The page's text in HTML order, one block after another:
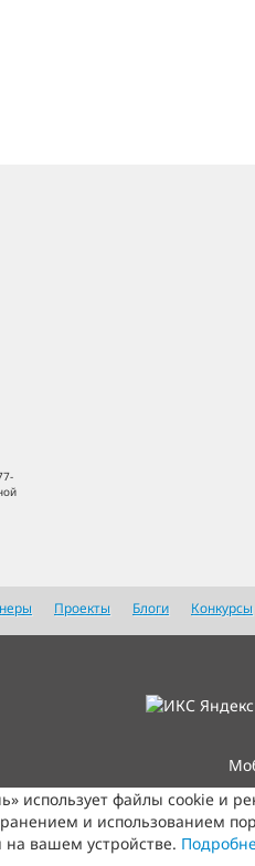
Проекты Блоги Конкурсы
использует файлы cookie и
и использованием
на вашем устройстве.